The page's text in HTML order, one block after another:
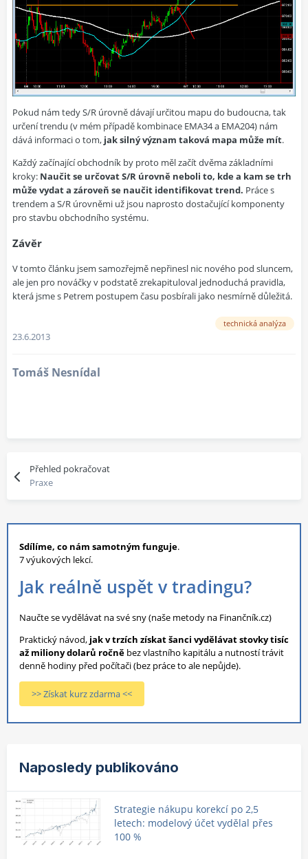
Pokud nám tedy S/R úrovně dávají určitou mapu do budoucna, tak
určení trendu (v mém případě kombinace EMA34 a EMA204) nám
dává informaci o tom, jak silný význam taková mapa může mít.
Každý začínající obchodník by proto měl začít dvěma základními
kroky: Naučit se určovat S/R úrovně neboli to, kde a kam se trh
může vydat a zároveň se naučit identifikovat trend. Práce s
trendem a S/R úrovněmi už jsou naprosto dostačující komponenty
pro stavbu obchodního systému.
Závěr
V tomto článku jsem samozřejmě nepřinesl nic nového pod sluncem,
ale jen pro nováčky v podstatě zrekapituloval jednoduchá pravidla,
která jsme s Petrem postupem času posbírali jako nesmírně důležitá.
technická analýza
23.6.2013
Tomáš Nesnídal
Přehled pokračovat
Praxe
Sdílíme, co nám samotným funguje.
7 výukových lekcí.
Jak reálně uspět v tradingu?
Naučte se vydělávat na své sny (naše metody na Finančník.cz)
Praktický návod, jak v trzích získat šanci vydělávat stovky tisíc
až miliony dolarů ročně bez vlastního kapitálu a nutností trávit
denně hodiny před počítači (bez práce to ale nepůjde).
>> Získat kurz zdarma <<
Naposledy publikováno
Strategie nákupu korekcí po 2,5
letech: modelový účet vydělal přes
100 %